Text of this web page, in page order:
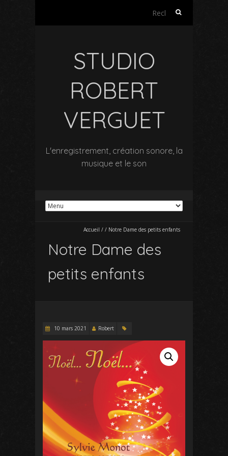
Rechercher :
STUDIO
ROBERT
VERGUET
L'enregistrement, création sonore, la
musique et le son
Accueil / / Notre Dame des petits enfants
Notre Dame des
petits enfants
10 mars 2021 Robert